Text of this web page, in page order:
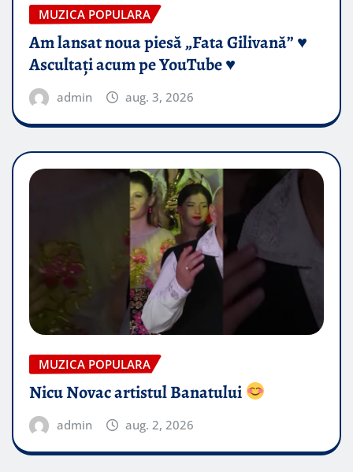
MUZICA POPULARA
Am lansat noua piesă „Fata Gilivană” ♥️
Ascultați acum pe YouTube ♥️
admin aug. 3, 2026
MUZICA POPULARA
Nicu Novac artistul Banatului
admin aug. 2, 2026